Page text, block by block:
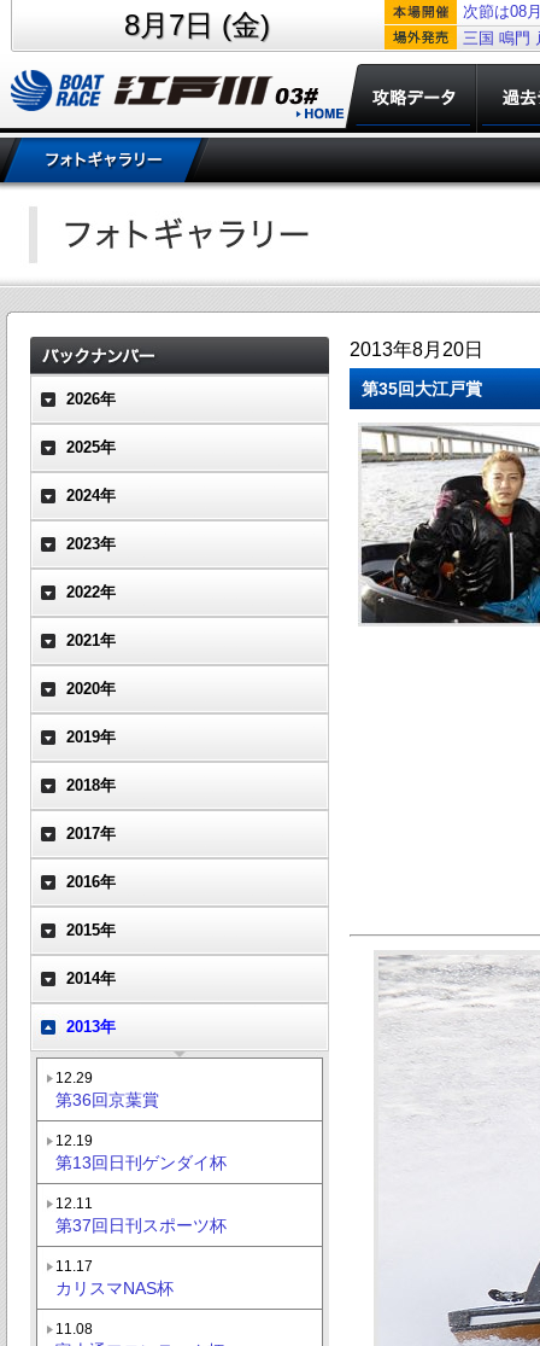
8月7日 (金)
次節は08
三国 鳴門
2026年
2025年
2024年
2023年
2022年
2021年
2020年
2019年
2018年
2017年
2016年
2015年
2014年
2013年
12.29
第36回京葉賞
12.19
第13回日刊ゲンダイ杯
12.11
第37回日刊スポーツ杯
11.17
カリスマNAS杯
11.08
2013年8月20日
第35回大江戸賞